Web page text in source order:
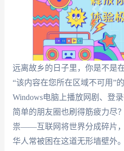
远离故乡的日子里，你是不是
“该内容在您所在区域不可用”
Windows电脑上播放网剧、登
简单的朋友圈也刷得筋疲力尽
祟——互联网将世界分成碎片
华人常被困在这道无形墙壁外